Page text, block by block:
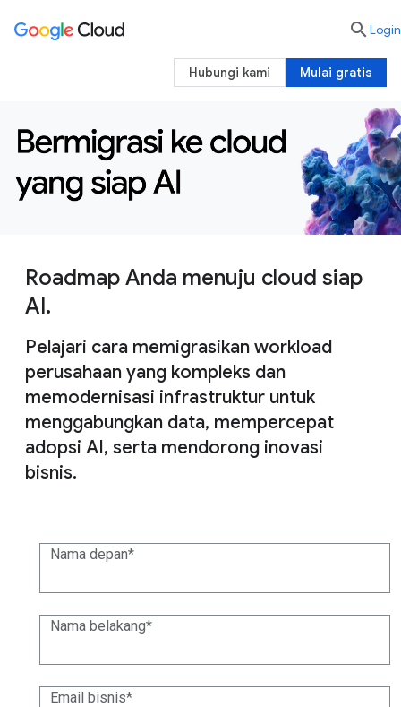
Roadmap Anda menuju cloud siap
AI.
Pelajari cara memigrasikan workload
perusahaan yang kompleks dan
memodernisasi infrastruktur untuk
menggabungkan data, mempercepat
adopsi AI, serta mendorong inovasi
bisnis.
Nama depan
Nama belakang
Email bisnis
 Login
Mulai gratis
Hubungi kami